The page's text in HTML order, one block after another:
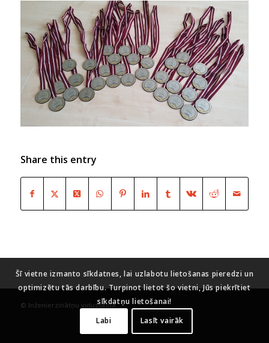
Share this entry
© Inženierzinātņu vidusskola
Šī vietne izmanto sīkdatnes, lai uzlabotu lietošanas pieredzi un
optimizētu tās darbību. Turpinot lietot šo vietni, Jūs piekrītiet
sīkdatņu lietošanai!
Labi
Lasīt vairāk